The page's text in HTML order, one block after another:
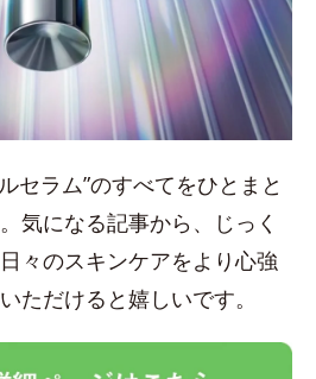
セラム”のすべてをひとまと
気になる記事から、じっく
々のスキンケアをより心強
ただけると嬉しいです。